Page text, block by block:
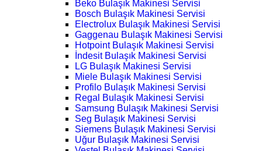
Beko Bulaşık Makinesi Servisi
Bosch Bulaşık Makinesi Servisi
Electrolux Bulaşık Makinesi Servisi
Gaggenau Bulaşık Makinesi Servisi
Hotpoint Bulaşık Makinesi Servisi
İndesit Bulaşık Makinesi Servisi
LG Bulaşık Makinesi Servisi
Miele Bulaşık Makinesi Servisi
Profilo Bulaşık Makinesi Servisi
Regal Bulaşık Makinesi Servisi
Samsung Bulaşık Makinesi Servisi
Seg Bulaşık Makinesi Servisi
Siemens Bulaşık Makinesi Servisi
Uğur Bulaşık Makinesi Servisi